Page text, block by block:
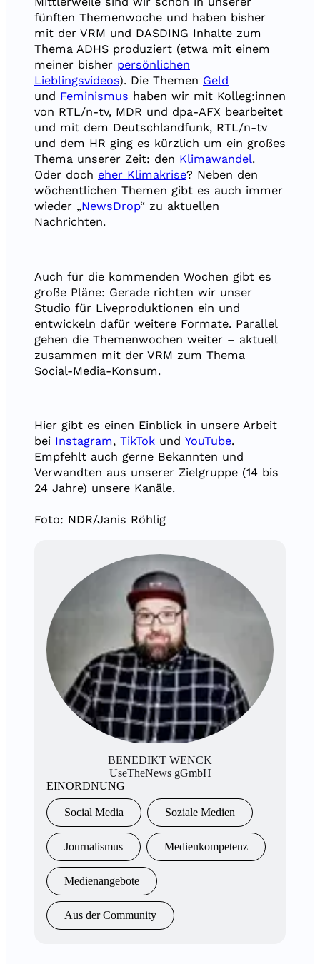
BENEDIKT WENCK
UseTheNews gGmbH
EINORDNUNG
Social Media Soziale Medien
Journalismus Medienkompetenz
Medienangebote
Aus der Community
fünften Themenwoche und haben bisher
mit der VRM und DASDING Inhalte zum
Thema ADHS produziert (etwa mit einem
meiner bisher persönlichen
Lieblingsvideos). Die Themen Geld
und Feminismus haben wir mit Kolleg:innen
von RTL/n-tv, MDR und dpa-AFX bearbeitet
und mit dem Deutschlandfunk, RTL/n-tv
und dem HR ging es kürzlich um ein großes
Thema unserer Zeit: den Klimawandel.
Oder doch eher Klimakrise? Neben den
wöchentlichen Themen gibt es auch immer
wieder „NewsDrop“ zu aktuellen
Nachrichten.
Auch für die kommenden Wochen gibt es
große Pläne: Gerade richten wir unser
Studio für Liveproduktionen ein und
entwickeln dafür weitere Formate. Parallel
gehen die Themenwochen weiter – aktuell
zusammen mit der VRM zum Thema
Social-Media-Konsum.
Hier gibt es einen Einblick in unsere Arbeit
bei Instagram, TikTok und YouTube.
Empfehlt auch gerne Bekannten und
Verwandten aus unserer Zielgruppe (14 bis
24 Jahre) unsere Kanäle.
Foto: NDR/Janis Röhlig